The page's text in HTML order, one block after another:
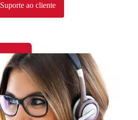
Suporte ao cliente